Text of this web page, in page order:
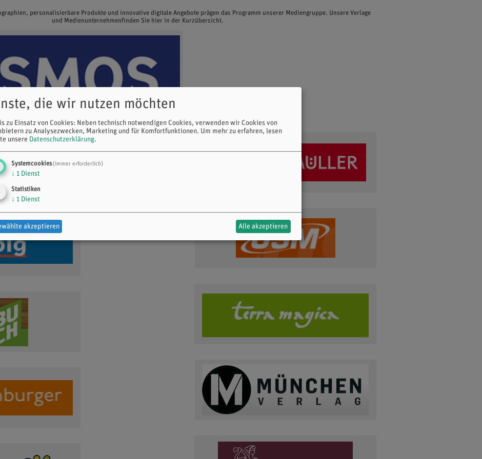
personalisierbare Produkte und innovative digitale Angebote prägen das Programm unserer Mediengruppe. Unsere Verlage
und Medienunternehmenfinden Sie hier in der Kurzübersicht.
die wir nutzen möchten
zu Einsatz von Cookies: Neben technisch notwendigen Cookies, verwenden wir Cookies von
zu Analysezwecken, Marketing und für Komfortfunktionen. Um mehr zu erfahren, lesen
unsere Datenschutzerklärung.
Systemcookies(immer erforderlich)
↓ 1 Dienst
Statistiken
↓ 1 Dienst
akzeptieren Alle akzeptieren